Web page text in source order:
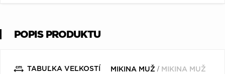
POPIS PRODUKTU
TABUĽKA VEĽKOSTÍ MIKINA MUŽ / MIKINA MUŽ